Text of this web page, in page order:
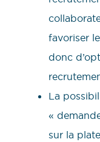
favoriser
donc
La
«
sur la